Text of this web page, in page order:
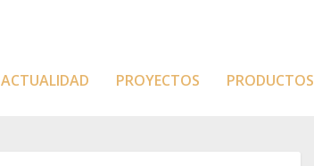
ACTUALIDAD PROYECTOS PRODUCTOS